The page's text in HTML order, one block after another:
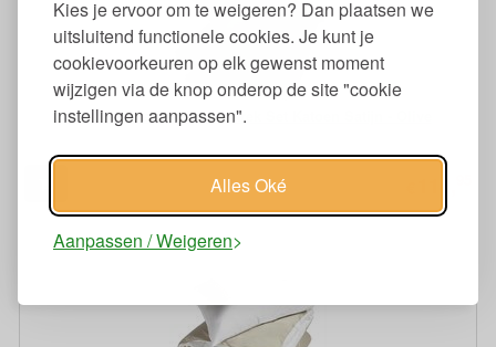
Kies je ervoor om te weigeren? Dan plaatsen we
uitsluitend functionele cookies. Je kunt je
cookievoorkeuren op elk gewenst moment
wijzigen via de knop onderop de site "cookie
instellingen aanpassen".
Alles Oké
Aanpassen / Weigeren
Double Face Dekbedovertrek Set Katoen Satijn - Olive